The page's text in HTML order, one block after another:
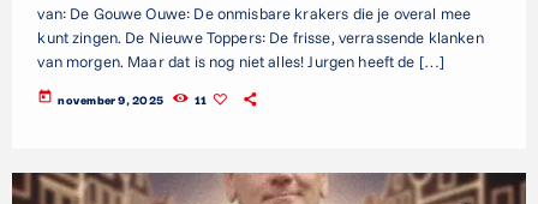
van: De Gouwe Ouwe: De onmisbare krakers die je overal mee
kunt zingen. De Nieuwe Toppers: De frisse, verrassende klanken
van morgen. Maar dat is nog niet alles! Jurgen heeft de […]
today november 9, 2025 11